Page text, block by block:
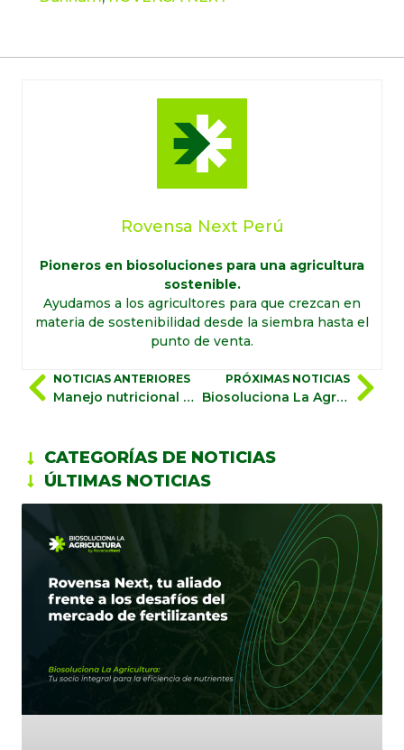
Rovensa Next Perú
Pioneros en biosoluciones para una agricultura
sostenible.
Ayudamos a los agricultores para que crezcan en
materia de sostenibilidad desde la siembra hasta el
punto de venta.
NOTICIAS ANTERIORES
Manejo nutricional del palto: cómo aplicar cosechar más con Rovensa Next
PRÓXIMAS NOTICIAS
Biosoluciona La Agricultura: Tu aliado integral para optimizar la eficiencia en el uso de nutrientes.
CATEGORÍAS DE NOTICIAS
ÚLTIMAS NOTICIAS